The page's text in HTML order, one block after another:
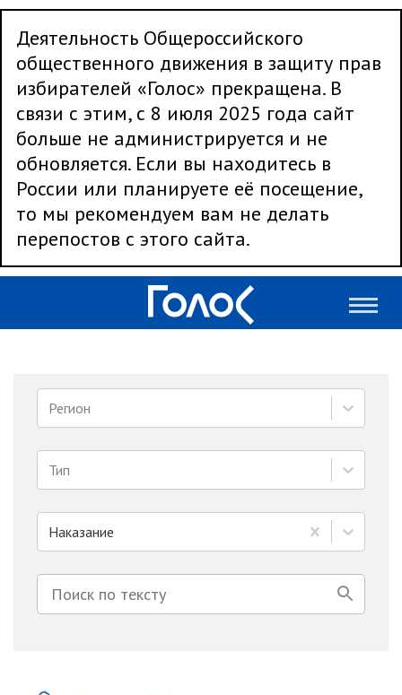
Деятельность Общероссийского
общественного движения в защиту прав
избирателей «Голос» прекращена. В
связи с этим, с 8 июля 2025 года сайт
больше не администрируется и не
обновляется. Если вы находитесь в
России или планируете её посещение,
то мы рекомендуем вам не делать
перепостов с этого сайта.
Регион
Тип
Наказание